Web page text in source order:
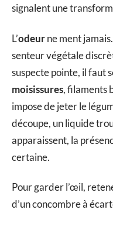
signalent une
L’odeurne ment
senteur végétale
suspecte pointe, il faut
moisissures, filaments
impose de jeter le
découpe, un liquide
apparaissent, la
certaine.
Pour garder l’œil,
d’un concombre à